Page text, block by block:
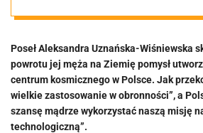
Ziemię.
żona ma
pomysł
Poseł Aleksandra Uznańska-Wiśniewska
powrotu jej męża na Ziemię pomysł
centrum kosmicznego w Polsce. Jak
wielkie zastosowanie w obronności”, a
szansę mądrze wykorzystać naszą misję
technologiczną”.